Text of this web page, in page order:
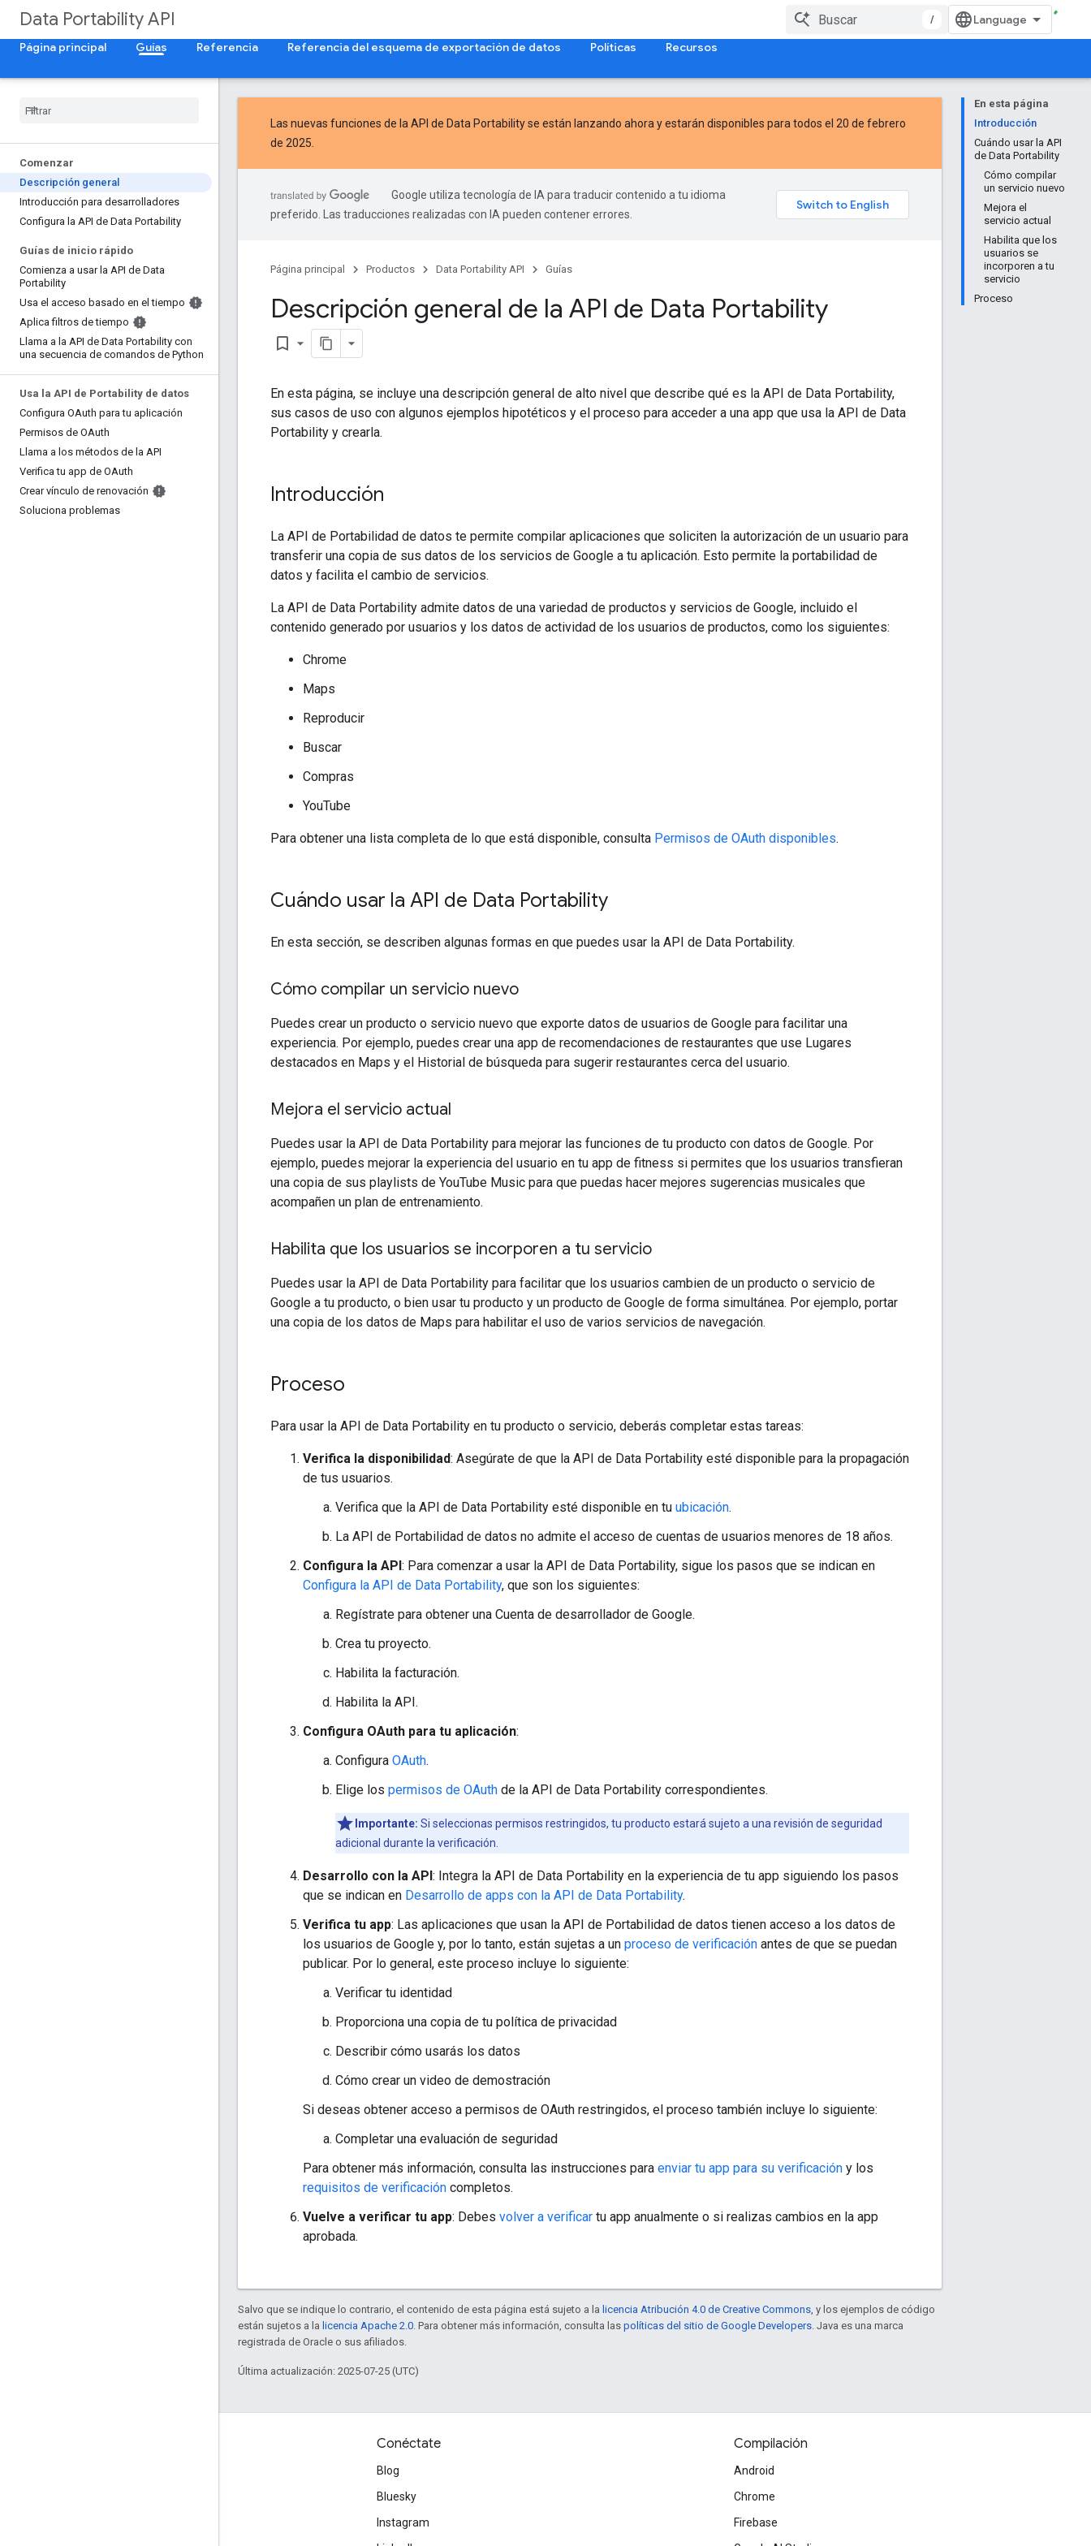
Data Portability API
/
Página principal
Guías Referencia Referencia del esquema de exportación de datos Políticas Recursos
Comenzar
Descripción general
Introducción para desarrolladores
Configura la API de Data Portability
Guías de inicio rápido
Comienza a usar la API de Data
Portability
Usa el acceso basado en el tiempo
Aplica filtros de tiempo
Llama a la API de Data Portability con
una secuencia de comandos de Python
Usa la API de Portability de datos
Configura OAuth para tu aplicación
Permisos de OAuth
Llama a los métodos de la API
Verifica tu app de OAuth
Crear vínculo de renovación
Soluciona problemas
En esta página
Introducción
Cuándo usar la API
de Data Portability
Cómo compilar
un servicio nuevo
Mejora el
servicio actual
Habilita que los
usuarios se
incorporen a tu
servicio
Proceso
Las nuevas funciones de la API de Data Portabilityse están lanzando ahora y estarán disponibles para todos el 20 de febrero
de 2025.
Google utiliza tecnología de IA para traducir contenido a tu idioma
preferido. Las traducciones realizadas con IA pueden contener errores.
Página principal Productos Data Portability API Guías
Descripción general de la API de Data Portability
bookmark_border
En esta página, se incluye una descripción general de alto nivel que describe qué es la API de Data Portability,
sus casos de uso con algunos ejemplos hipotéticos y el proceso para acceder a una app que usa la API de Data
Portability y crearla.
Introducción
La API de Portabilidad de datos te permite compilar aplicaciones que soliciten la autorización de un usuario para
transferir una copia de sus datos de los servicios de Google a tu aplicación. Esto permite la portabilidad de
datos y facilita el cambio de servicios.
La API de Data Portability admite datos de una variedad de productos y servicios de Google, incluido el
contenido generado por usuarios y los datos de actividad de los usuarios de productos, como los siguientes:
Chrome
Maps
Reproducir
Buscar
Compras
YouTube
Para obtener una lista completa de lo que está disponible, consulta Permisos de OAuth disponibles.
Cuándo usar la API de Data Portability
En esta sección, se describen algunas formas en que puedes usar la API de Data Portability.
Cómo compilar un servicio nuevo
Puedes crear un producto o servicio nuevo que exporte datos de usuarios de Google para facilitar una
experiencia. Por ejemplo, puedes crear una app de recomendaciones de restaurantes que use Lugares
destacados en Maps y el Historial de búsqueda para sugerir restaurantes cerca del usuario.
Mejora el servicio actual
Puedes usar la API de Data Portability para mejorar las funciones de tu producto con datos de Google. Por
ejemplo, puedes mejorar la experiencia del usuario en tu app de fitness si permites que los usuarios transfieran
una copia de sus playlists de YouTube Music para que puedas hacer mejores sugerencias musicales que
acompañen un plan de entrenamiento.
Habilita que los usuarios se incorporen a tu servicio
Puedes usar la API de Data Portability para facilitar que los usuarios cambien de un producto o servicio de
Google a tu producto, o bien usar tu producto y un producto de Google de forma simultánea. Por ejemplo, portar
una copia de los datos de Maps para habilitar el uso de varios servicios de navegación.
Proceso
Para usar la API de Data Portability en tu producto o servicio, deberás completar estas tareas:
Verifica la disponibilidad: Asegúrate de que la API de Data Portability esté disponible para la propagación
de tus usuarios.
Verifica que la API de Data Portability esté disponible en tu ubicación.
La API de Portabilidad de datos no admite el acceso de cuentas de usuarios menores de 18 años.
Configura la API: Para comenzar a usar la API de Data Portability, sigue los pasos que se indican en
Configura la API de Data Portability, que son los siguientes:
Regístrate para obtener una Cuenta de desarrollador de Google.
Crea tu proyecto.
Habilita la facturación.
Habilita la API.
Configura OAuth para tu aplicación:
Configura OAuth.
Elige los permisos de OAuth de la API de Data Portability correspondientes.
Importante: Si seleccionas permisos restringidos, tu producto estará sujeto a una revisión de seguridad
adicional durante la verificación.
Desarrollo con la API: Integra la API de Data Portability en la experiencia de tu app siguiendo los pasos
que se indican en Desarrollo de apps con la API de Data Portability.
Verifica tu app: Las aplicaciones que usan la API de Portabilidad de datos tienen acceso a los datos de
los usuarios de Google y, por lo tanto, están sujetas a un proceso de verificación antes de que se puedan
publicar. Por lo general, este proceso incluye lo siguiente:
Verificar tu identidad
Proporciona una copia de tu política de privacidad
Describir cómo usarás los datos
Cómo crear un video de demostración
Si deseas obtener acceso a permisos de OAuth restringidos, el proceso también incluye lo siguiente:
Completar una evaluación de seguridad
Para obtener más información, consulta las instrucciones para enviar tu app para su verificación y los
requisitos de verificación completos.
Vuelve a verificar tu app: Debes volver a verificar tu app anualmente o si realizas cambios en la app
aprobada.
Salvo que se indique lo contrario, el contenido de esta página está sujeto a la licencia Atribución 4.0 de Creative Commons , y los ejemplos de código
están sujetos a la licencia Apache 2.0 . Para obtener más información, consulta las políticas del sitio de Google Developers . Java es una marca
registrada de Oracle o sus afiliados.
Última actualización: 2025-07-25 (UTC)
Conéctate
Blog
Bluesky
Instagram
Compilación
Android
Chrome
Firebase